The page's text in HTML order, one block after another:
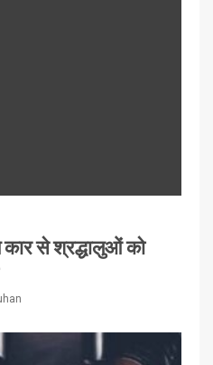
से श्रद्धालुओं को